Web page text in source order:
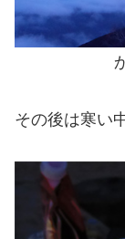
その後は寒い